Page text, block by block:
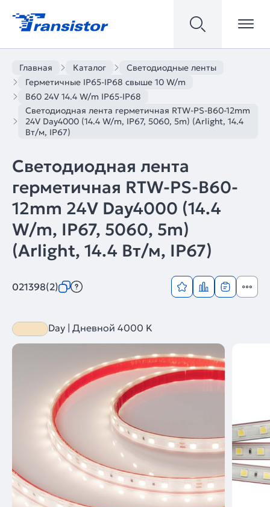
Главная Каталог
Светодиодные ленты
Герметичные IP65-IP68 свыше 10 W/m
B60 24V 14.4 W/m IP65-IP68
Светодиодная лента герметичная RTW-PS-B60-12mm
24V Day4000 (14.4 W/m, IP67, 5060, 5m) (Arlight, 14.4
Вт/м, IP67)
Светодиодная лента
герметичная RTW-PS-B60-
12mm 24V Day4000 (14.4
W/m, IP67, 5060, 5m)
(Arlight, 14.4 Вт/м, IP67)
021398(2)
Day | Дневной 4000 K